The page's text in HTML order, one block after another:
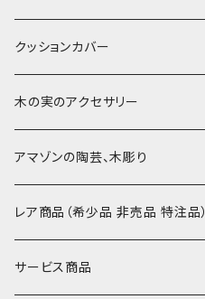
小型マット（長方形）
ポーチ・丸ポーチ・クラッチバッグ
その他
ブックカバー
大判泥染め刺繍
小型・中型刺繍雑貨
額装・木枠・パネル
テーブルコーディネート
コースター
カフェマット
ティッシュケースカバー
クッションカバー
小さめ 35cmより
40〜43cm
45cmx45cm
大きめ 50cmx50cm
木の実のアクセサリー
アマゾンの陶芸、木彫り
素焼きの器、動物たち
木彫りのアルマジロ、動物たち
レア商品（希少品 非売品 特注品）
泥染め布途中図
サービス商品